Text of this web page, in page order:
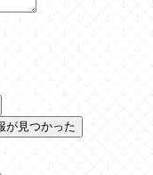
が見つかった